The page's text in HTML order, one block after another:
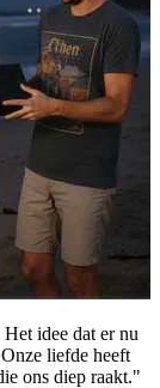
idee dat er nu
liefde heeft
ons diep raakt."